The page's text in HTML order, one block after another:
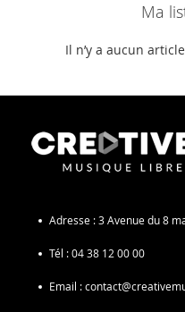
Ma
Il n’y a aucun
Adresse :3 Avenue du 8
Tél :04 38 12 00 00
Email :